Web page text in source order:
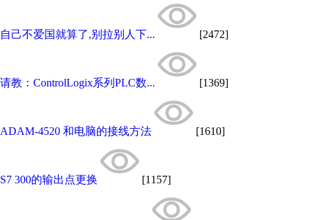
自己不爱国就算了,别拉别人下... [2472]
请教：ControlLogix系列PLC数... [1369]
ADAM-4520 和电脑的接线方法 [1610]
S7 300的输出点更换 [1157]